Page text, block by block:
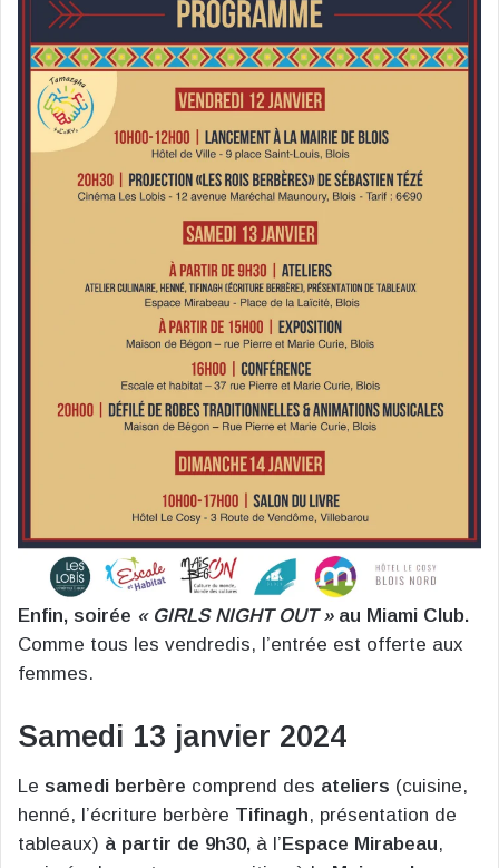
Enfin, soirée « GIRLS NIGHT OUT »au Miami Club.
Comme tous les vendredis, l’entrée est offerte aux
femmes.
Samedi 13 janvier 2024
Le samedi berbère comprend des ateliers (cuisine,
henné, l’écriture berbère Tifinagh, présentation de
tableaux) à partir de 9h30, à l’ Espace Mirabeau,